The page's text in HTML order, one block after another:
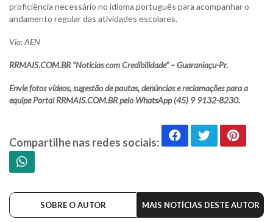
proficiência necessário no idioma português para acompanhar o
andamento regular das atividades escolares.
Via: AEN
RRMAIS.COM.BR “Notícias com Credibilidade” – Guaraniaçu-Pr.
Envie fotos vídeos, sugestão de pautas, denúncias e reclamações para a
equipe Portal RRMAIS.COM.BR pelo WhatsApp (45) 9 9132-8230.
Compartilhe nas redes sociais:
SOBRE O AUTOR MAIS NOTÍCIAS DESTE AUTOR